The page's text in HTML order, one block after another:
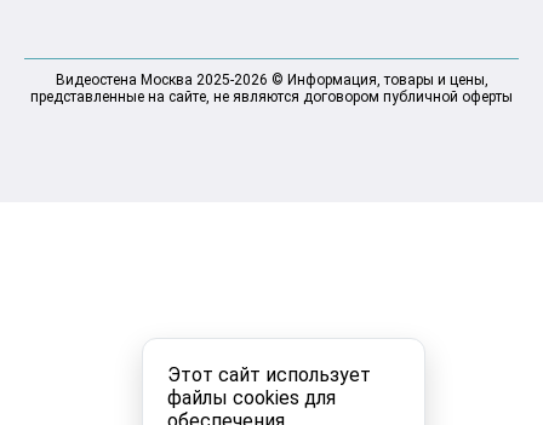
Этот сайт использует
файлы cookies для
Видеостена Москва 2025-2026 © Информация, товары и цены,
представленные на сайте, не являются договором публичной оферты